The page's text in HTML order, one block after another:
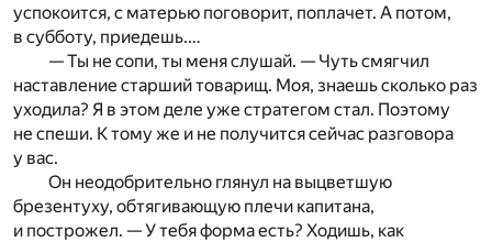
успокоится, с матерью поговорит, поплачет. А потом,
в субботу, приедешь.…
— Ты не сопи, ты меня слушай. — Чуть смягчил
наставление старший товарищ. Моя, знаешь сколько раз
уходила? Я в этом деле уже стратегом стал. Поэтому
не спеши. К тому же и не получится сейчас разговора
у вас.
Он неодобрительно глянул на выцветшую
брезентуху, обтягивающую плечи капитана,
и построжел. — У тебя форма есть? Ходишь, как